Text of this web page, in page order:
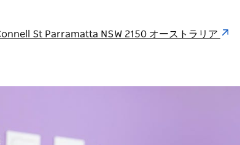
St Parramatta NSW 2150 オーストラリア